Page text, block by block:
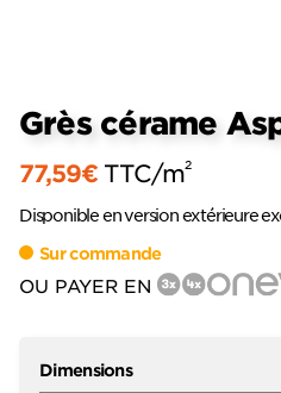
Grès cérame
77,59€ TTC/m2
Disponible en version extérieure
Sur commande
OU PAYER EN
Dimensions